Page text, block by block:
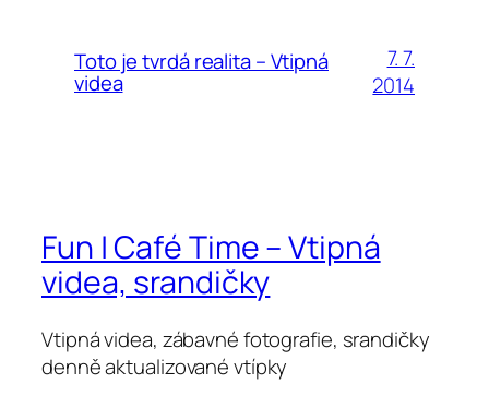
Toto je tvrdá realita – Vtipná
videa
7. 7.
2014
Fun | Café Time – Vtipná
videa, srandičky
Vtipná videa, zábavné fotografie, srandičky
denně aktualizované vtípky